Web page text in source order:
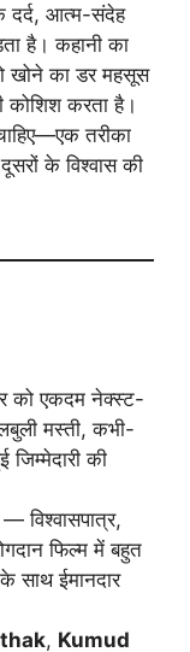
दर्द, आत्म-संदेह
है। कहानी का
खोने का डर महसूस
करता है।
तरीका
के विश्वास की
को एकदम नेक्स्ट-
मस्ती, कभी-
की
विश्वासपात्र,
फिल्म में बहुत
साथ ईमानदार
, Kumud